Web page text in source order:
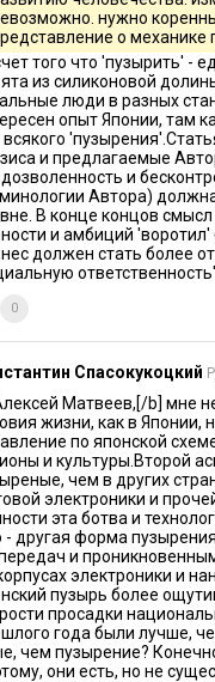
страны! Любой банк, в
биржевые операции
экономики, и
в реальный сектор
в спекулятивный
«понятийная»
и превратившая
и юридические
засорены
на них имелся
быть востребованы в
Государства,
средства на их
программ
и в сфере услуг,
специалистам
и значительная
пособий по
в ближайшее
на доллар.
сектора,
при расчете по
нужно
о механике
того что 'пузырить' -
из силиконовой
люди в разных
опыт Японии, там
всякого
и предлагаемые
и
Автора)
В конце концов
и амбиций
должен стать более
0
Спасокукоцкий
Матвеев,[/b] мне
жизни, как в
по японской
и культуры.Второй
чем в других
электроники и
эта ботва и
- другая форма
и
электроники и
пузырь более
просадки
года были лучше,
чем пузырение?
они есть, но не